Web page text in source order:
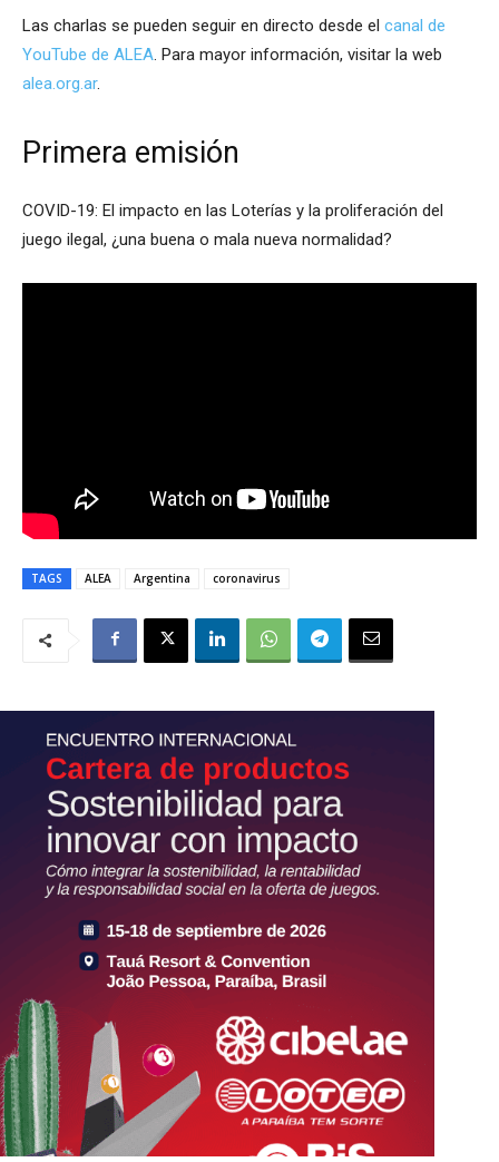
Las charlas se pueden seguir en directo desde el canal de
YouTube de ALEA. Para mayor información, visitar la web
alea.org.ar.
Primera emisión
COVID-19: El impacto en las Loterías y la proliferación del
juego ilegal, ¿una buena o mala nueva normalidad?
TAGS ALEA Argentina coronavirus